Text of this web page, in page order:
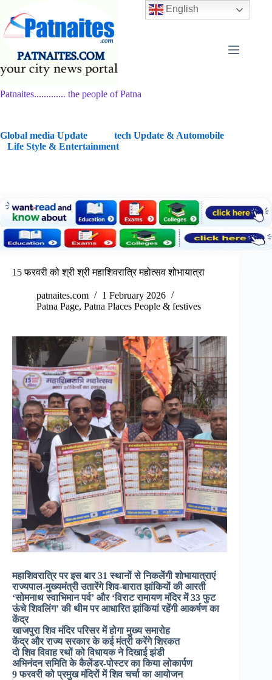
content
Patnaites............. the people of Patna
Global media Update
tech Update & Automobile
Life Style & Entertainment
15 फरवरी को श्री श्री महाशिवरात्रि महोत्सव शोभायात्रा
patnaites.com
1 February 2026
Patna Page, Patna Places People & festives
महाशिवरात्रि पर इस बार 31 स्थानों से निकलेंगी शोभायात्राएं
राज्यपाल-मुख्यमंत्री उतारेंगे शिव-बारात झांकियों की आरती
‘सोमनाथ स्वाभिमान पर्व’ और ‘विराट रामायण मंदिर में 33 फुट
ऊंचे शिवलिंग’ की थीम पर आधारित झांकियां रहेंगी आकर्षण का
केंद्र
खाजपुरा शिव मंदिर परिसर में होगा मुख्य समारोह
केंद्र और राज्य सरकार के कई मंत्री करेंगे शिरकत
दो शिव विवाह रथों को विधायक ने दिखाई झंडी
अभिनंदन समिति के कैलेंडर-पोस्टर का किया लोकार्पण
9 फरवरी को प्रमुख मंदिरों में शिव चर्चा का आयोजन
English